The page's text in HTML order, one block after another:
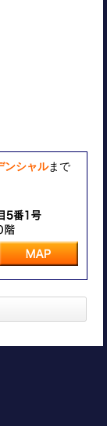
ンシャルまで